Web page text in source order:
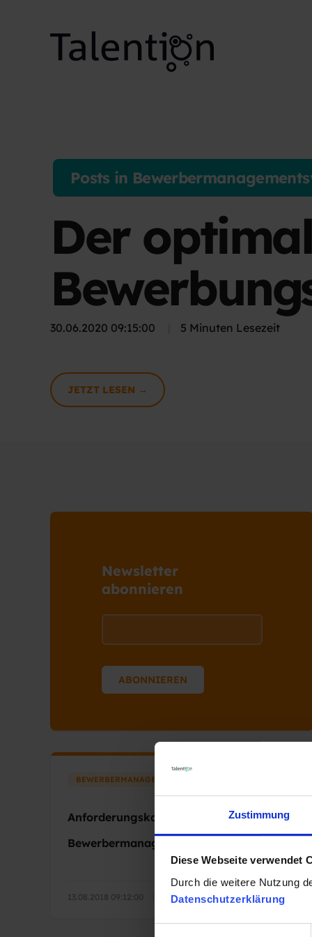
Zustimmung
Diese Webseite verwendet
Durch die weitere Nutzung
Datenschutzerklärung
Posts in
Der
30.06.2020 09:15:00 5 Minuten Lesezeit
JETZT LESEN →
Newsletter
abonnieren
BEWERBERMANAGEMENTSYSTEM
Anforderungskatalog für ein
Bewerbermanagementsystem
13.08.2018 09:12:00 2 Minuten Lesezeit